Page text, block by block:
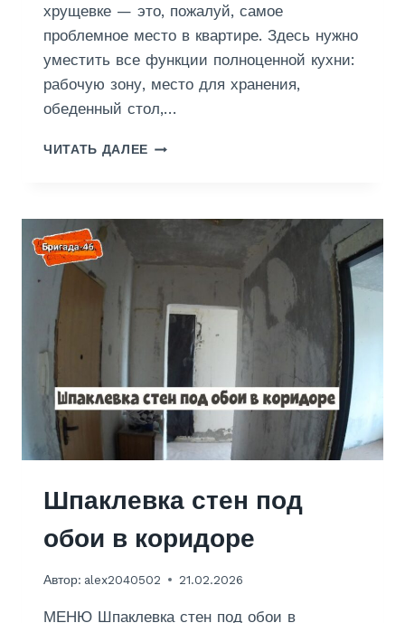
Л
Т
И
хрущевке — это, пожалуй, самое
проблемное место в квартире. Здесь нужно
уместить все функции полноценной кухни:
рабочую зону, место для хранения,
обеденный стол,…
ЧИТАТЬ ДАЛЕЕ Р
Н
К
В
.
Р
Щ
В
Шпаклевка стен под
обои в коридоре
Автор: alex2040502 21.02.2026
МЕНЮ Шпаклевка стен под обои в